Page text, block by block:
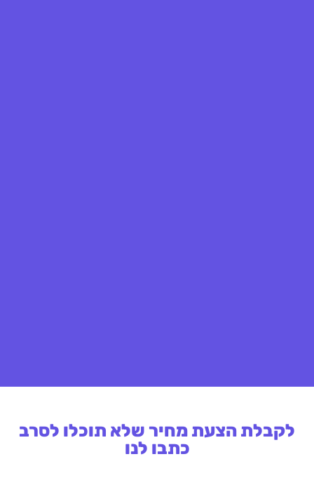
לקבלת הצעת מחיר שלא תוכלו לסרב
כתבו לנו